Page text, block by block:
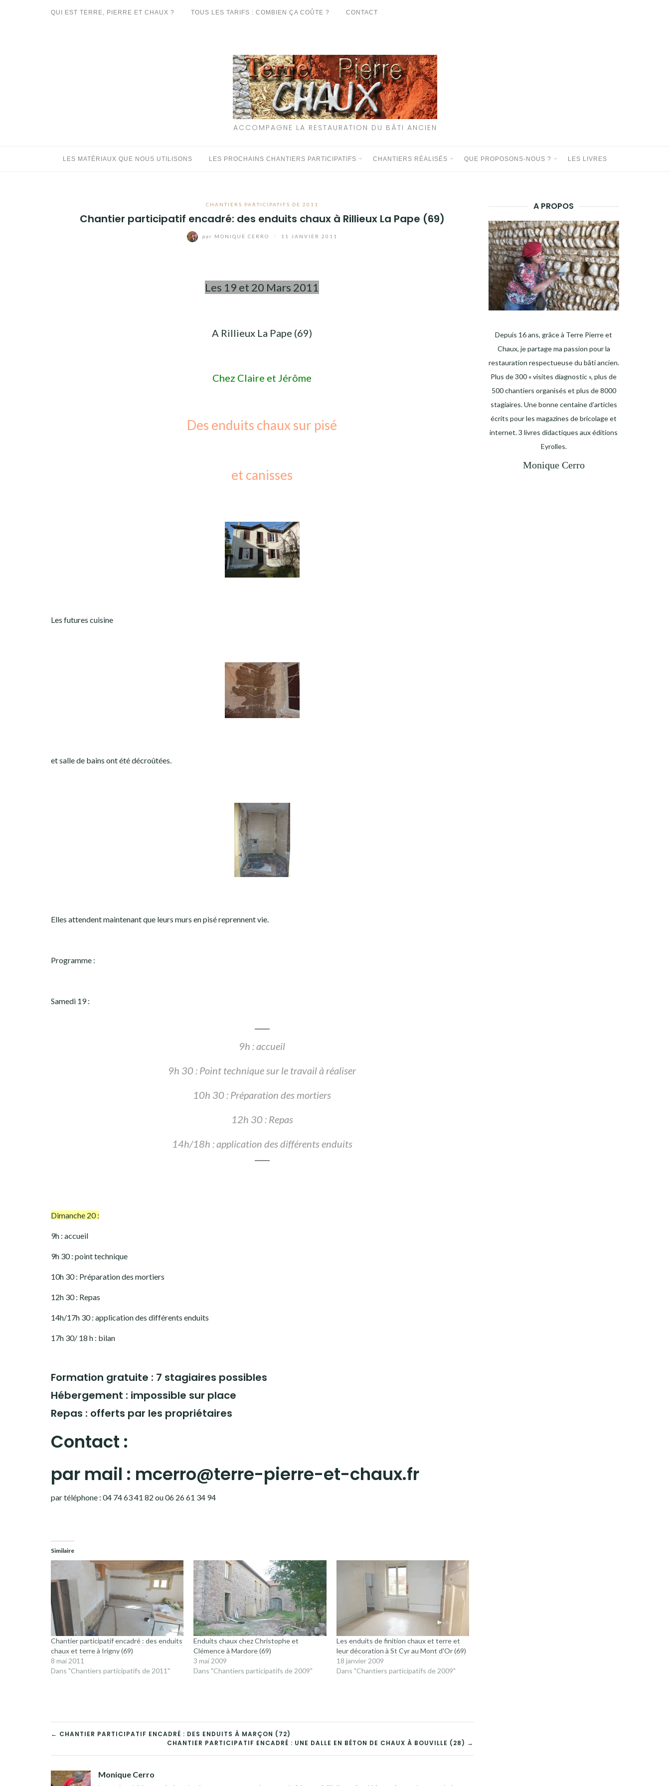
QUI EST TERRE, PIERRE ET CHAUX ? TOUS LES TARIFS : COMBIEN ÇA COÛTE ? CONTACT
ACCOMPAGNE LA RESTAURATION DU BÂTI ANCIEN
LES MATÉRIAUX QUE NOUS UTILISONS LES PROCHAINS CHANTIERS PARTICIPATIFS CHANTIERS RÉALISÉS QUE PROPOSONS-NOUS ? LES LIVRES
CHANTIERS PARTICIPATIFS DE 2011
Chantier participatif encadré: des enduits chaux à Rillieux La Pape (69)
par MONIQUE CERRO 11 JANVIER 2011
Les 19 et 20 Mars 2011
A Rillieux La Pape (69)
Chez Claire et Jérôme
Des enduits chaux sur pisé
et canisses
Les futures cuisine
et salle de bains ont été décroûtées.
Elles attendent maintenant que leurs murs en pisé reprennent vie.
Programme :
Samedi 19 :
9h : accueil
9h 30 : Point technique sur le travail à réaliser
10h 30 : Préparation des mortiers
12h 30 : Repas
14h/18h : application des différents enduits
Dimanche 20 :
9h : accueil
9h 30 : point technique
10h 30 : Préparation des mortiers
12h 30 : Repas
14h/17h 30 : application des différents enduits
17h 30/ 18 h : bilan
Formation gratuite : 7 stagiaires possibles
Hébergement : impossible sur place
Repas : offerts par les propriétaires
Contact :
par mail : mcerro@terre-pierre-et-chaux.fr
par téléphone : 04 74 63 41 82 ou 06 26 61 34 94
Similaire
Chantier participatif encadré : des enduits
chaux et terre à Irigny (69)
8 mai 2011
Dans "Chantiers participatifs de 2011"
Enduits chaux chez Christophe et
Clémence à Mardore (69)
3 mai 2009
Dans "Chantiers participatifs de 2009"
Les enduits de finition chaux et terre et
leur décoration à St Cyr au Mont d'Or (69)
18 janvier 2009
Dans "Chantiers participatifs de 2009"
NAVIGATION
DE
L’ARTICLE
← CHANTIER PARTICIPATIF ENCADRÉ : DES ENDUITS À MARÇON (72)
CHANTIER PARTICIPATIF ENCADRÉ : UNE DALLE EN BÉTON DE CHAUX À BOUVILLE (28) →
Monique Cerro
A PROPOS
Depuis 16 ans, grâce à Terre Pierre et
Chaux, je partage ma passion pour la
restauration respectueuse du bâti ancien.
Plus de 300 « visites diagnostic », plus de
500 chantiers organisés et plus de 8000
stagiaires. Une bonne centaine d’articles
écrits pour les magazines de bricolage et
internet. 3 livres didactiques aux éditions
Eyrolles.
Monique Cerro